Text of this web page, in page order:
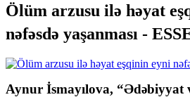
Ölüm arzusu ilə həyat
nəfəsdə yaşanması -
Aynur İsmayılova, “Ədəbiyyat